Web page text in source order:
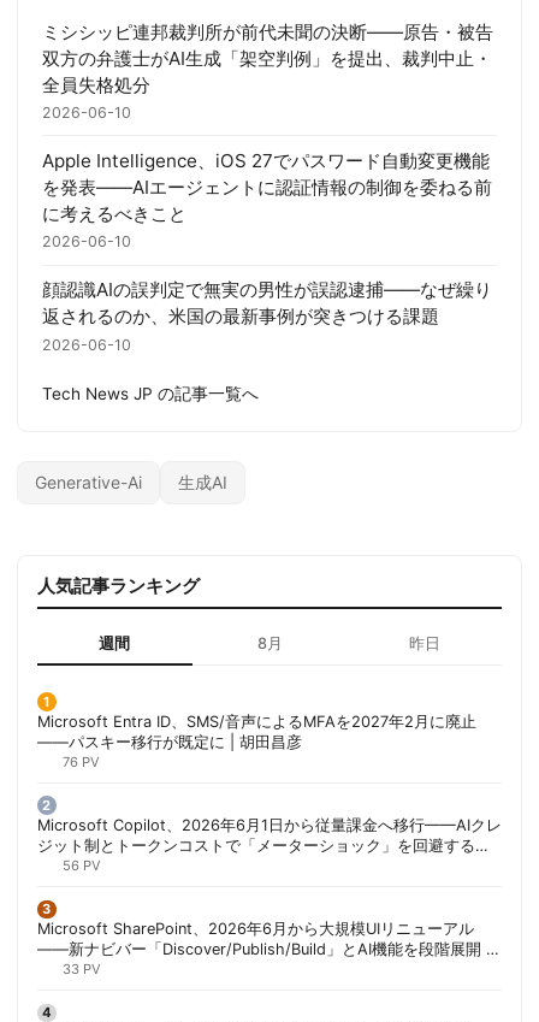
ミシシッピ連邦裁判所が前代未聞の決断——原告・被告
双方の弁護士がAI生成「架空判例」を提出、裁判中止・
全員失格処分
2026-06-10
Apple Intelligence、iOS 27でパスワード自動変更機能
を発表——AIエージェントに認証情報の制御を委ねる前
に考えるべきこと
2026-06-10
顔認識AIの誤判定で無実の男性が誤認逮捕——なぜ繰り
返されるのか、米国の最新事例が突きつける課題
2026-06-10
Tech News JP の記事一覧へ
Generative-Ai 生成AI
人気記事ランキング
週間 8月 昨日
Microsoft Entra ID、SMS/音声によるMFAを2027年2月に廃止
——パスキー移行が既定に | 胡田昌彦
76 PV
Microsoft Copilot、2026年6月1日から従量課金へ移行——AIクレ
ジット制とトークンコストで「メーターショック」を回避する方
法 | 胡田昌彦
56 PV
Microsoft SharePoint、2026年6月から大規模UIリニューアル
——新ナビバー「Discover/Publish/Build」とAI機能を段階展開 |
胡田昌彦
33 PV